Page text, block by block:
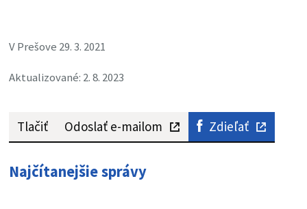
V Prešove 29. 3. 2021
Aktualizované: 2. 8. 2023
Tlačiť Odoslať e-mailom Zdieľať
Najčítanejšie správy